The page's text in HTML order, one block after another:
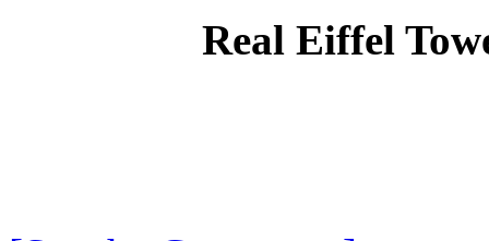
Real Eiffel